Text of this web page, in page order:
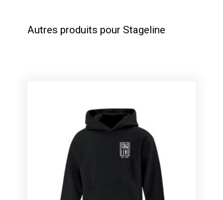
Autres produits pour Stageline